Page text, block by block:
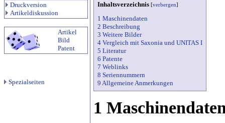
Druckversion
Artikeldiskussion
Artikel
Bild
Patent
Spezialseiten
Inhaltsverzeichnis [verbergen]
1 Maschinendaten
2 Beschreibung
3 Weitere Bilder
4 Vergleich mit Saxonia und UNITAS I
5 Literatur
6 Patente
7 Weblinks
8 Seriennummern
9 Allgemeine Anmerkungen
1